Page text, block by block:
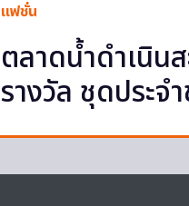
แฟชั่น
ตลาดน้ำดำเนิน
รางวัล ชุดประ